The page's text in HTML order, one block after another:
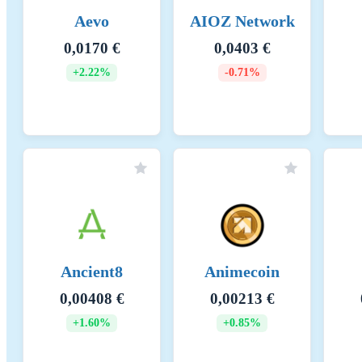
Energiankulutus
Energiankulutuksen resurssit ja menetelmät
in
Uusiutuvan energian kulutus
Energiaintensiteetti 0
Scope 1 DLT KHK-päästöt - Hallinnoidut 0
Aevo
0,0170 €
+2.22%
AIOZ Network
0,0403 €
-0.71%
Ancient8
0,00408 €
+1.60%
Animecoin
0,00213 €
+0.85%